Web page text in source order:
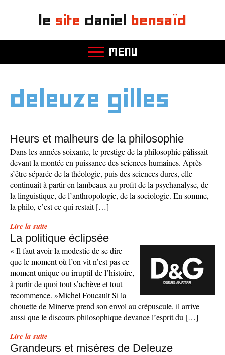
le site daniel bensaïd
MENU
deleuze gilles
Heurs et malheurs de la philosophie
Dans les années soixante, le prestige de la philosophie pâlissait
devant la montée en puissance des sciences humaines. Après
s’être séparée de la théologie, puis des sciences dures, elle
continuait à partir en lambeaux au profit de la psychanalyse, de
la linguistique, de l’anthropologie, de la sociologie. En somme,
la philo, c’est ce qui restait […]
Lire la suite
La politique éclipsée
« Il faut avoir la modestie de se dire
que le moment où l’on vit n’est pas ce
moment unique ou irruptif de l’histoire,
à partir de quoi tout s’achève et tout
recommence. »Michel Foucault Si la
chouette de Minerve prend son envol au crépuscule, il arrive
aussi que le discours philosophique devance l’esprit du […]
Lire la suite
Grandeurs et misères de Deleuze